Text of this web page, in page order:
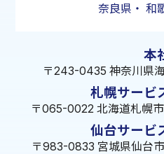
奈良県 ・ 和
本
〒243-0435 神奈川県
札幌サービ
〒065-0022 北海道札幌
仙台サービ
〒983-0833 宮城県仙台